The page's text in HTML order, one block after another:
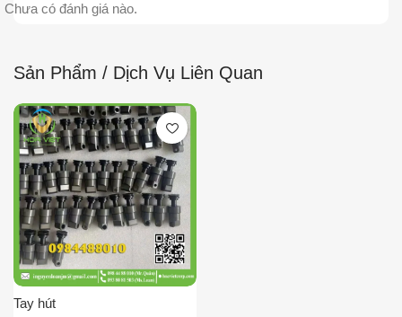
Chưa có đánh giá nào.
Sản Phẩm / Dịch Vụ Liên Quan
Tay hút